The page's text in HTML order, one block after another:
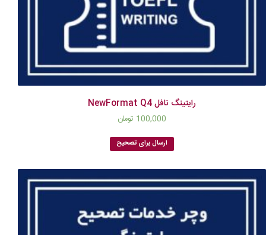
رایتینگ تافل NewFormat Q4
100,000 تومان
ارسال برای تصحیح